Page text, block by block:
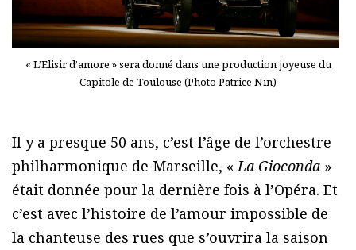
« L’Elisir d’amore » sera donné dans une production joyeuse du
Capitole de Toulouse (Photo Patrice Nin)
Il y a presque 50 ans, c’est l’âge de l’orchestre
philharmonique de Marseille, «La Gioconda »
était donnée pour la dernière fois à l’Opéra. Et
c’est avec l’histoire de l’amour impossible de
la chanteuse des rues que s’ouvrira la saison